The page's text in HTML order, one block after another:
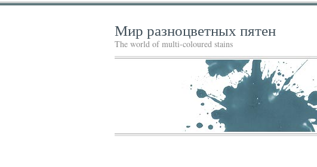
Мир разноцветных пятен
The world of multi-coloured stains